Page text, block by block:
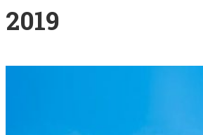
2019